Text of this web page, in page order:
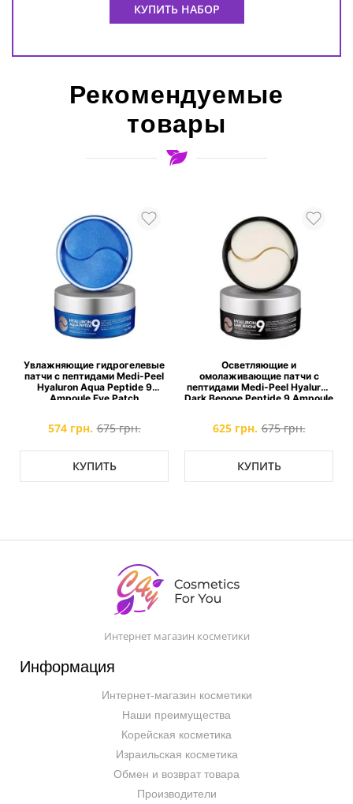
КУПИТЬ НАБОР
Рекомендуемые
товары
Увлажняющие гидрогелевые
патчи с пептидами Medi-Peel
Hyaluron Aqua Peptide 9
Ampoule Eye Patch
574 грн. 675 грн.
КУПИТЬ
Осветляющие и
омолаживающие патчи с
пептидами Medi-Peel Hyaluron
Dark Benone Peptide 9 Ampoule
625 грн. 675 грн.
КУПИТЬ
Интернет магазин косметики
Информация
Интернет-магазин косметики
Наши преимущества
Корейская косметика
Израильская косметика
Обмен и возврат товара
Производители